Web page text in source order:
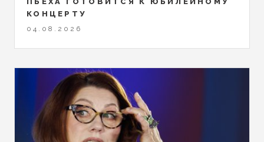
КОНЦЕРТУ
04.08.2026